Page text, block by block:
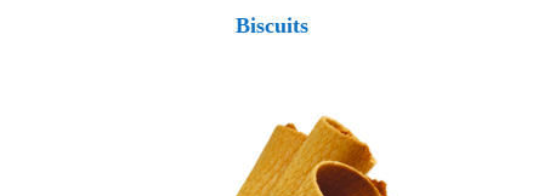
Biscuits